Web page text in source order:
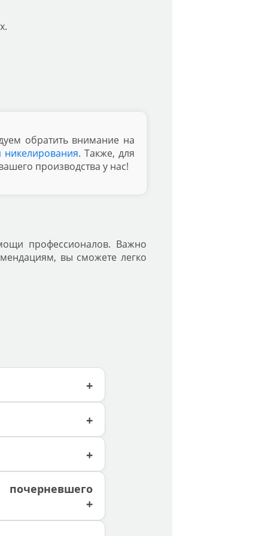
обратить внимание на
. Также, для
производства у нас!
профессионалов. Важно
вы сможете легко